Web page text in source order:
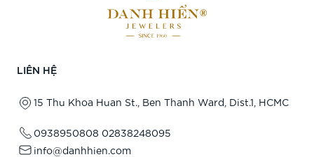
LIÊN HỆ
15 Thu Khoa Huan St., Ben Thanh Ward, Dist.1, HCMC
0938950808 02838248095
info@danhhien.com